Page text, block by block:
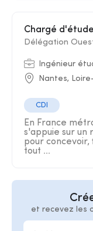
Chargé
Délégation
Ingénieur
Nantes,
CDI
En France
s'appuie sur un
pour
tout ...
et recevez les